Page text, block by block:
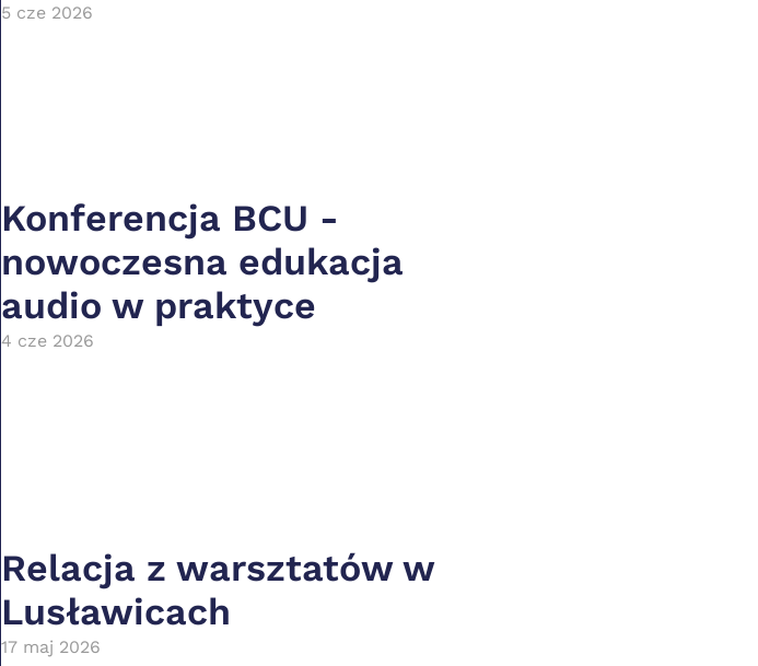
5 cze 2026
Konferencja BCU -
nowoczesna edukacja
audio w praktyce
4 cze 2026
Relacja z warsztatów w
Lusławicach
17 maj 2026